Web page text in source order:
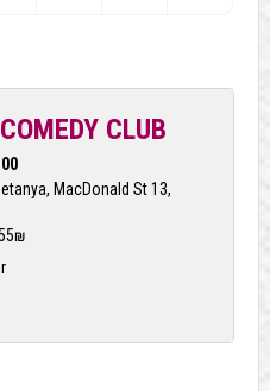
CLUB
, MacDonald St 13,